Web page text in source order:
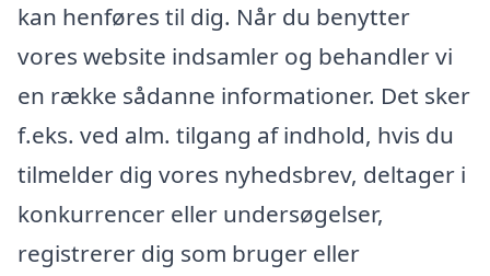
kan henføres til dig. Når du benytter
vores website indsamler og behandler vi
en række sådanne informationer. Det sker
f.eks. ved alm. tilgang af indhold, hvis du
tilmelder dig vores nyhedsbrev, deltager i
konkurrencer eller undersøgelser,
registrerer dig som bruger eller